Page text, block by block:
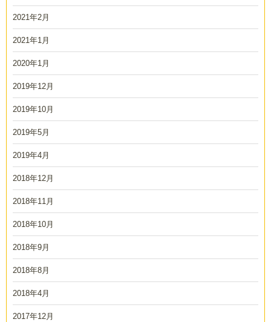
2021年2月
2021年1月
2020年1月
2019年12月
2019年10月
2019年5月
2019年4月
2018年12月
2018年11月
2018年10月
2018年9月
2018年8月
2018年4月
2017年12月